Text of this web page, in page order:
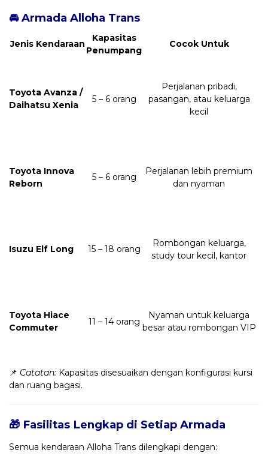
🚘 Armada Alloha Trans
Jenis Kendaraan
Kapasitas
Penumpang
Cocok Untuk
Toyota Avanza /
Daihatsu Xenia
5 – 6 orang
Perjalanan pribadi,
pasangan, atau keluarga
kecil
Toyota Innova
Reborn
5 – 6 orang
Perjalanan lebih premium
dan nyaman
Isuzu Elf Long 15 – 18 orang
Rombongan keluarga,
study tour kecil, kantor
Toyota Hiace
Commuter
11 – 14 orang
Nyaman untuk keluarga
besar atau rombongan VIP
📌 Catatan: Kapasitas disesuaikan dengan konfigurasi kursi
dan ruang bagasi.
🎁 Fasilitas Lengkap di Setiap Armada
Semua kendaraan Alloha Trans dilengkapi dengan: